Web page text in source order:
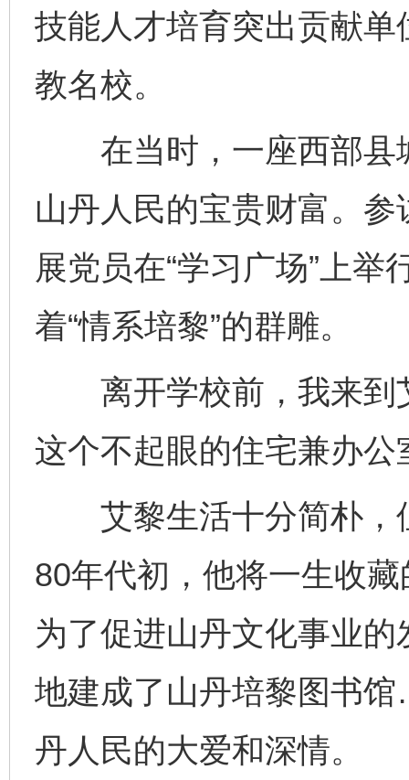
技能人才培育突出贡献单
教名校。
在当时，一座西部县
山丹人民的宝贵财富。
展党员在“学习广场”上
着“情系培黎”的群雕。
离开学校前，我来到
这个不起眼的住宅兼办
艾黎生活十分简朴，
80年代初，他将一生收
为了促进山丹文化事业
地建成了山丹培黎图书
丹人民的大爱和深情。